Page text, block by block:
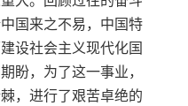
国来之不易，中国特
设社会主义现代化国
盼，为了这一事业，
，进行了艰苦卓绝的